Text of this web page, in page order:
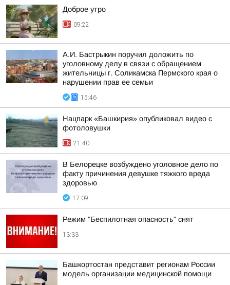
Доброе утро
09:22
А.И. Бастрыкин поручил доложить по
уголовному делу в связи с обращением
жительницы г. Соликамска Пермского края о
нарушении прав ее семьи
15:46
Нацпарк «Башкирия» опубликовал видео с
фотоловушки
21:40
В Белорецке возбуждено уголовное дело по
факту причинения девушке тяжкого вреда
здоровью
17:09
Режим "Беспилотная опасность" снят
13:33
Башкортостан представит регионам России
модель организации медицинской помощи